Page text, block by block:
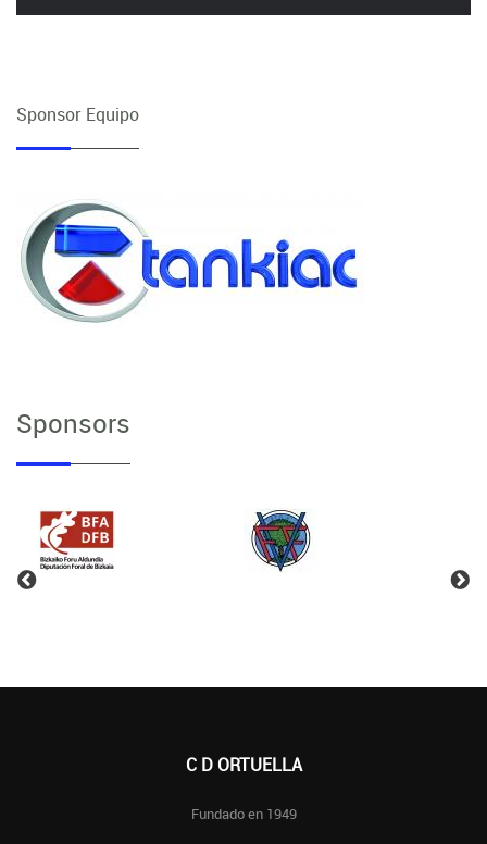
Sponsor Equipo
Sponsors
C D ORTUELLA
Fundado en 1949